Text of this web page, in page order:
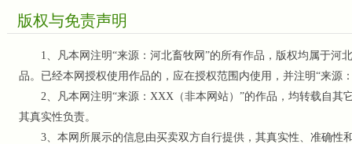
版权与免责声明
1、凡本网注明“来源：河北畜牧网”的所有作品，版权均属于河
品。已经本网授权使用作品的，应在授权范围内使用，并注明“来源
2、凡本网注明“来源：XXX（非本网站）”的作品，均转载自其
其真实性负责。
3、本网所展示的信息由买卖双方自行提供，其真实性、准确性